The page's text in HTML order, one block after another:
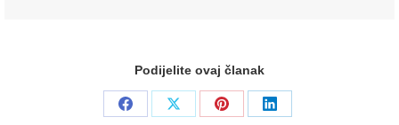
Podijelite ovaj članak
Share
Share
Share
Share